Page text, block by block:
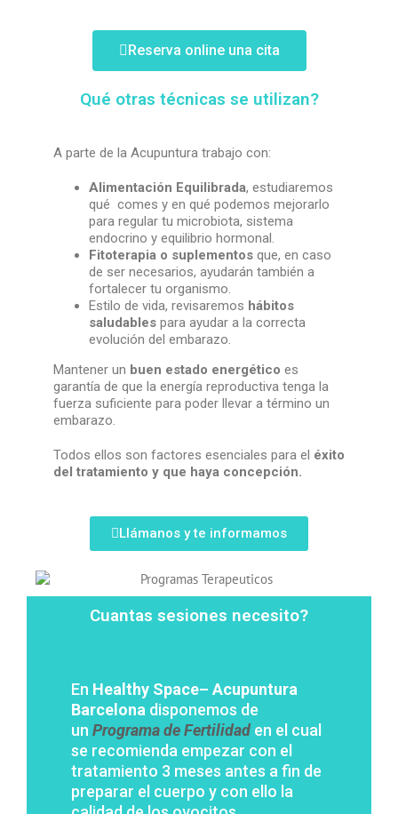
Reserva online una cita
Qué otras técnicas se utilizan?
A parte de la Acupuntura trabajo con:
Alimentación Equilibrada, estudiaremos
qué comes y en qué podemos mejorarlo
para regular tu microbiota, sistema
endocrino y equilibrio hormonal.
Fitoterapia o suplementos que, en caso
de ser necesarios, ayudarán también a
fortalecer tu organismo.
Estilo de vida, revisaremos hábitos
saludables para ayudar a la correcta
evolución del embarazo.
Mantener un buen estado energético es
garantía de que la energía reproductiva tenga la
fuerza suficiente para poder llevar a término un
embarazo.
Todos ellos son factores esenciales para el éxito
del tratamiento y que haya concepción.
Llámanos y te informamos
Cuantas sesiones necesito?
En Healthy Space– Acupuntura
Barcelona disponemos de
un Programa de Fertilidaden el cual
se recomienda empezar con el
tratamiento 3 meses antes a fin de
preparar el cuerpo y con ello la